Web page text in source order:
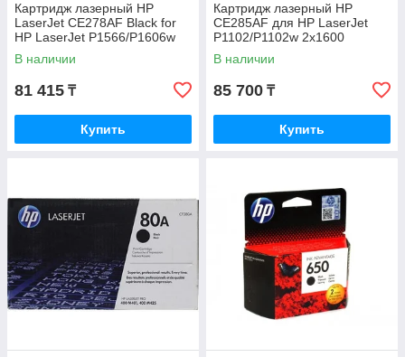
Картридж лазерный HP
LaserJet CE278AF Black for
HP LaserJet P1566/P1606w
двойная упаковка 2x2100стр
В наличии
81 415 ₸
Купить
Картридж лазерный HP
CE285AF для HP LaserJet
P1102/P1102w 2x1600
страниц (5% заполнение)
Черный
В наличии
85 700 ₸
Купить